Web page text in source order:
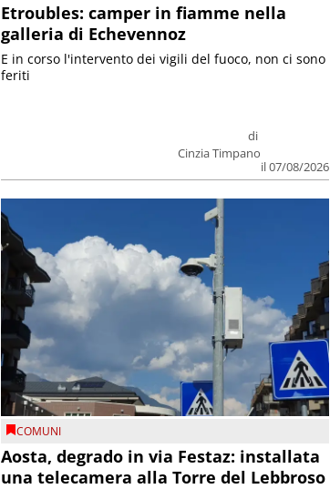
Etroubles: camper in fiamme nella
galleria di Echevennoz
di
Cinzia Timpano
il 07/08/2026
E in corso l'intervento dei vigili del fuoco, non ci sono
feriti
COMUNI
Aosta, degrado in via Festaz: installata
una telecamera alla Torre del Lebbroso